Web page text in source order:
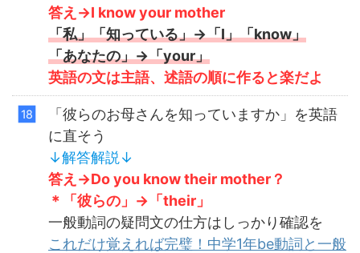
答え→I know your mother
「私」「知っている」→「I」「know」
「あなたの」→「your」
英語の文は主語、述語の順に作ると楽だよ
「彼らのお母さんを知っていますか」を英語
に直そう
↓解答解説↓
答え→Do you know their mother？
＊「彼らの」→「their 」
一般動詞の疑問文の仕方はしっかり確認を
これだけ覚えれば完璧！中学1年be動詞と一般